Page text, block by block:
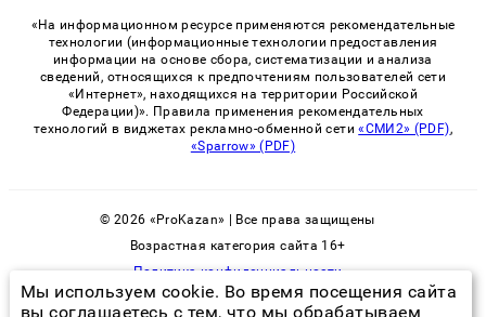
«На информационном ресурсе применяются рекомендательные
технологии (информационные технологии предоставления
информации на основе сбора, систематизации и анализа
сведений, относящихся к предпочтениям пользователей сети
«Интернет», находящихся на территории Российской
Федерации)». Правила применения рекомендательных
технологий в виджетах рекламно-обменной сети«СМИ2» (PDF),
«Sparrow» (PDF)
© 2026 «ProKazan» | Все права защищены
Возрастная категория сайта 16+
Политика конфиденциальности
Мы используем cookie. Во время посещения сайта
вы соглашаетесь с тем, что мы обрабатываем